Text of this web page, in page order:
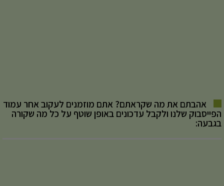
אהבתם את מה שקראתם? אתם מוזמנים לעקוב אחר עמוד
הפייסבוק שלנו ולקבל עדכונים באופן שוטף על כל מה שקורה
בגבעה: